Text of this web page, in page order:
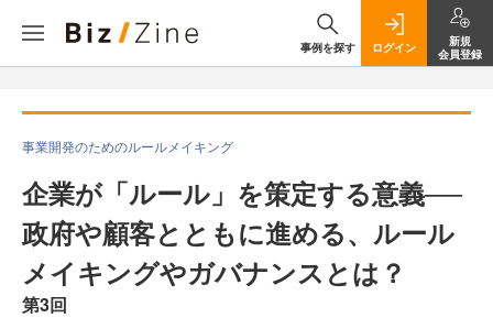
事例を探す ログイン
新規
会員登録
事業開発のためのルールメイキング
企業が「ルール」を策定する意義──
政府や顧客とともに進める、ルール
メイキングやガバナンスとは？
第3回